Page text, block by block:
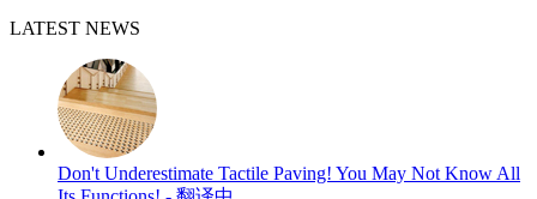
LATEST NEWS
Don't Underestimate Tactile Paving! You May Not Know All